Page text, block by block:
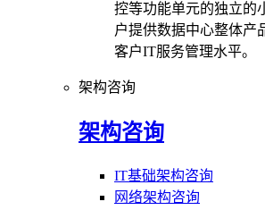
控等功能单元的独立的
户提供数据中心整体产
客户IT服务管理水平。
架构咨询
架构咨询
IT基础架构咨询
网络架构咨询